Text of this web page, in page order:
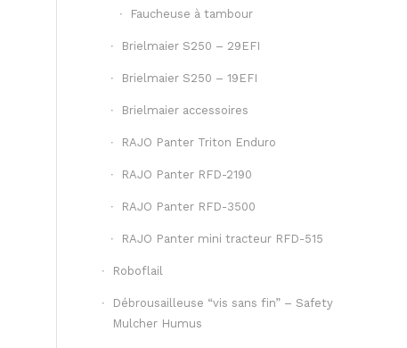
Faucheuse à tambour
Brielmaier S250 – 29EFI
Brielmaier S250 – 19EFI
Brielmaier accessoires
RAJO Panter Triton Enduro
RAJO Panter RFD-2190
RAJO Panter RFD-3500
RAJO Panter mini tracteur RFD-515
Roboflail
Débrousailleuse “vis sans fin” – Safety
Mulcher Humus